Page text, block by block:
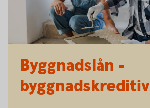
Byggnadslån -
byggnadskreditiv